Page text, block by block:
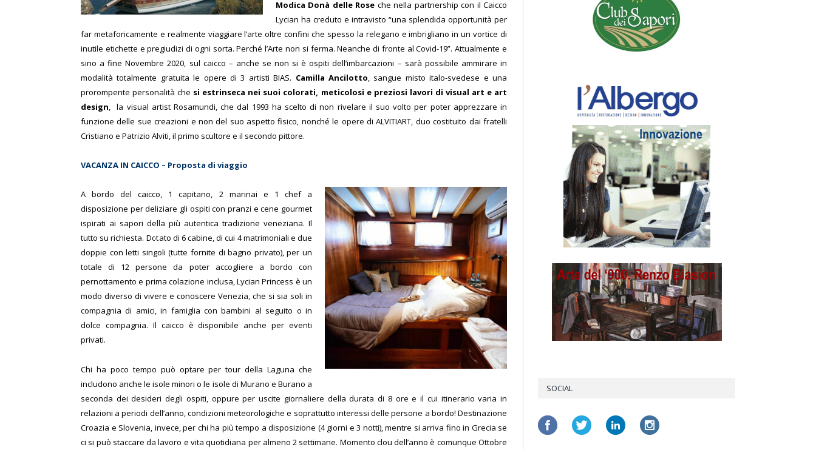
Modica Donà delle Rose che nella partnership con il Caicco
Lycian ha creduto e intravisto “una splendida opportunità per
far metaforicamente e realmente viaggiare l’arte oltre confini che spesso la relegano e imbrigliano in un vortice di
inutile etichette e pregiudizi di ogni sorta. Perché l’Arte non si ferma. Neanche di fronte al Covid-19”.Attualmente e
sino a fine Novembre 2020, sul caicco – anche se non si è ospiti dell’imbarcazioni – sarà possibile ammirare in
modalità totalmente gratuita le opere di 3 artisti BIAS. Camilla Ancilotto, sangue misto italo-svedese e una
prorompente personalità che si estrinseca nei suoi colorati, meticolosi e preziosi lavori di visual art e art
design, la visual artist Rosamundi, che dal 1993 ha scelto di non rivelare il suo volto per poter apprezzare in
funzione delle sue creazioni e non del suo aspetto fisico, nonché le opere di ALVITIART, duo costituito dai fratelli
Cristiano e Patrizio Alviti, il primo scultore e il secondo pittore.
VACANZA IN CAICCO – Proposta di viaggio
A bordo del caicco, 1 capitano, 2 marinai e 1 chef a
disposizione per deliziare gli ospiti con pranzi e cene gourmet
ispirati ai sapori della più autentica tradizione veneziana. Il
tutto su richiesta. Dotato di 6 cabine, di cui 4 matrimoniali e due
doppie con letti singoli (tutte fornite di bagno privato), per un
totale di 12 persone da poter accogliere a bordo con
pernottamento e prima colazione inclusa, Lycian Princess è un
modo diverso di vivere e conoscere Venezia, che si sia soli in
compagnia di amici, in famiglia con bambini al seguito o in
dolce compagnia. Il caicco è disponibile anche per eventi
privati.
Chi ha poco tempo può optare per tour della Laguna che
includono anche le isole minori o le isole di Murano e Burano a
seconda dei desideri degli ospiti, oppure per uscite giornaliere della durata di 8 ore e il cui itinerario varia in
relazioni a periodi dell’anno, condizioni meteorologiche e soprattutto interessi delle persone a bordo! Destinazione
Croazia e Slovenia, invece, per chi ha più tempo a disposizione (4 giorni e 3 notti), mentre si arriva fino in Grecia se
ci si può staccare da lavoro e vita quotidiana per almeno 2 settimane. Momento clou dell’anno è comunque Ottobre
SOCIAL